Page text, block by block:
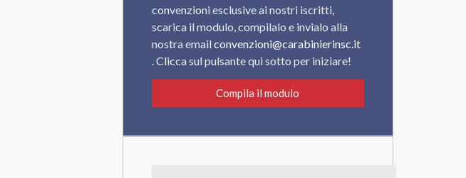
convenzioni esclusive ai nostri iscritti,
scarica il modulo, compilalo e invialo alla
nostra emailconvenzioni@carabinierinsc.it
. Clicca sul pulsante qui sotto per iniziare!
Compila il modulo